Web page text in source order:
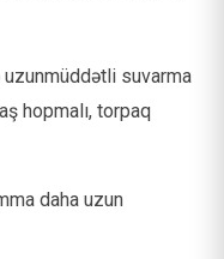
uzunmüddətli suvarma
hopmalı, torpaq
daha uzun